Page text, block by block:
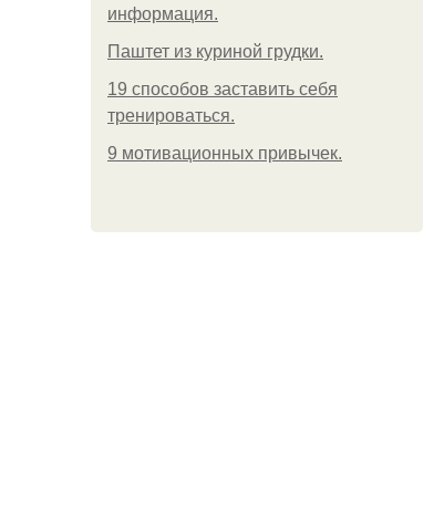
информация.
Паштет из куриной грудки.
19 способов заставить себя
тренироваться.
9 мотивационных привычек.